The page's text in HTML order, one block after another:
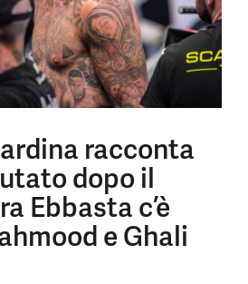
racconta
dopo il
Ebbasta c’è
e Ghali